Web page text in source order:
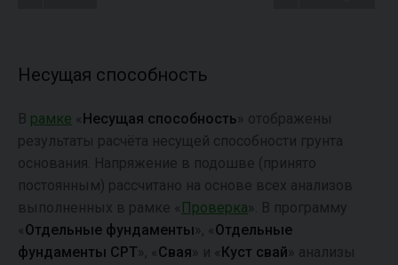
Несущая способность
В рамке « Несущая способность» отображены
результаты расчёта несущей способности грунта
основания. Напряжение в подошве (принято
постоянным) рассчитано на основе всех анализов
выполненных в рамке « Проверка». В программу
« Отдельные фундаменты», « Отдельные
фундаменты CPT», « Свая» и « Куст свай» анализы